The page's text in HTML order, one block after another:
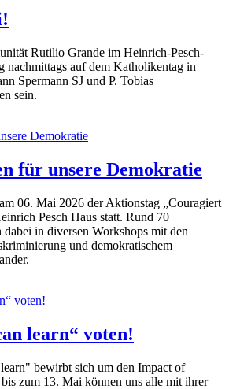
Rutilio Grande im Heinrich-Pesch-
nachmittags auf dem Katholikentag in
Spermann SJ und P. Tobias
sein.
für unsere Demokratie
06. Mai 2026 der Aktionstag „Couragiert
Pesch Haus statt. Rund 70
dabei in diversen Workshops mit den
und demokratischem
learn“ voten!
bewirbt sich um den Impact of
zum 13. Mai können uns alle mit ihrer